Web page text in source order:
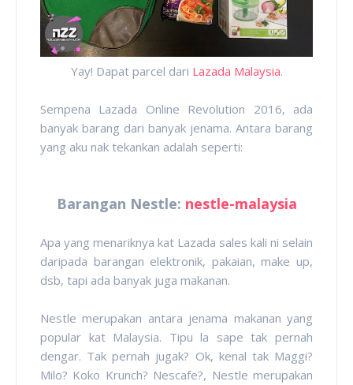
Yay! Dapat parcel dari Lazada Malaysia.
Sempena Lazada Online Revolution 2016, ada
banyak barang dari banyak jenama. Antara barang
yang aku nak tekankan adalah seperti:
Barangan Nestle: nestle-malaysia
Apa yang menariknya kat Lazada sales kali ni selain
daripada barangan elektronik, pakaian, make up,
dsb, tapi ada banyak juga makanan.
Nestle merupakan antara jenama makanan yang
popular kat Malaysia. Tipu la sape tak pernah
dengar. Tak pernah jugak? Ok, kenal tak Maggi?
Milo? Koko Krunch? Nescafe?, Nestle merupakan